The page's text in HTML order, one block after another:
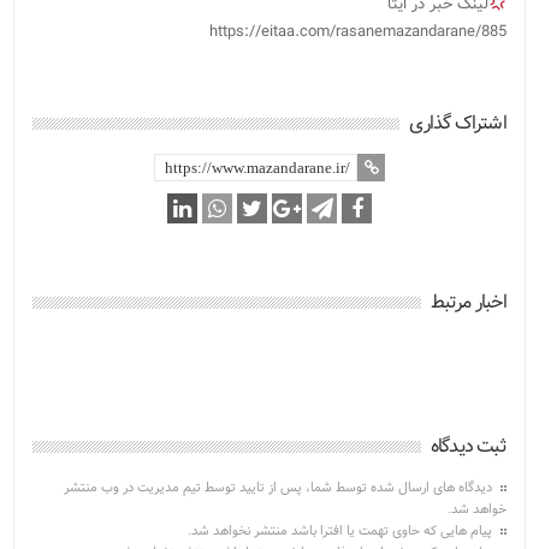
https://eitaa.com/rasanemazandarane/885
اشتراک گذاری
اخبار مرتبط
ثبت دیدگاه
دیدگاه های ارسال شده توسط شما، پس از تایید توسط تیم مدیریت در وب منتشر
خواهد شد.
پیام هایی که حاوی تهمت یا افترا باشد منتشر نخواهد شد.